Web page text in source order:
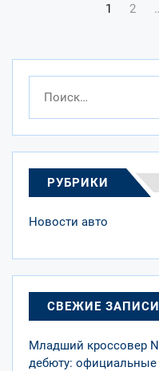
1 2
РУБРИКИ
Новости авто
СВЕЖИЕ ЗАПИСИ
Младший кроссовер
дебюту: официальные